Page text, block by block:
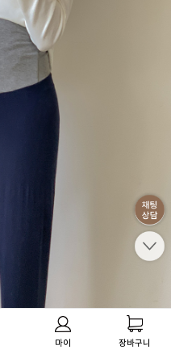
마이 장바구니